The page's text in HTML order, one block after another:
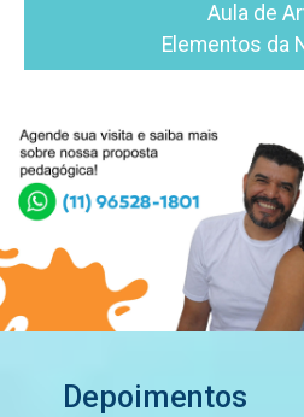
Aula de
Elementos da
Depoimentos